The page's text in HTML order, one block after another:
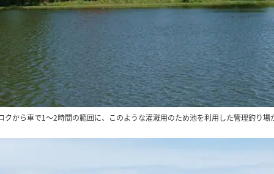
クから車で1～2時間の範囲に、このような灌漑用のため池を利用した管理釣り場